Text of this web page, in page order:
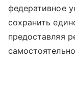
федеративное
сохранить
предоставляя